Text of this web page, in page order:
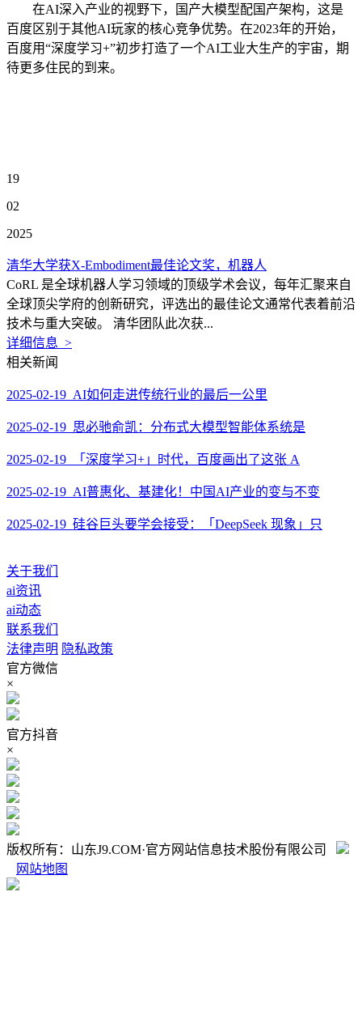
在AI深入产业的视野下，国产大模型配国产架构，这是
百度区别于其他AI玩家的核心竞争优势。在2023年的开始，
百度用“深度学习+”初步打造了一个AI工业大生产的宇宙，期
待更多住民的到来。
19
02
2025
清华大学获X-Embodiment最佳论文奖，机器人
CoRL 是全球机器人学习领域的顶级学术会议，每年汇聚来自
全球顶尖学府的创新研究，评选出的最佳论文通常代表着前沿
技术与重大突破。 清华团队此次获...
详细信息 >
相关新闻
2025-02-19 AI如何走进传统行业的最后一公里
2025-02-19 思必驰俞凯：分布式大模型智能体系统是
2025-02-19 「深度学习+」时代，百度画出了这张 A
2025-02-19 AI普惠化、基建化！中国AI产业的变与不变
2025-02-19 硅谷巨头要学会接受：「DeepSeek 现象」只
关于我们
ai资讯
ai动态
联系我们
法律声明 隐私政策
官方微信
×
官方抖音
×
版权所有：山东J9.COM·官方网站信息技术股份有限公司
网站地图